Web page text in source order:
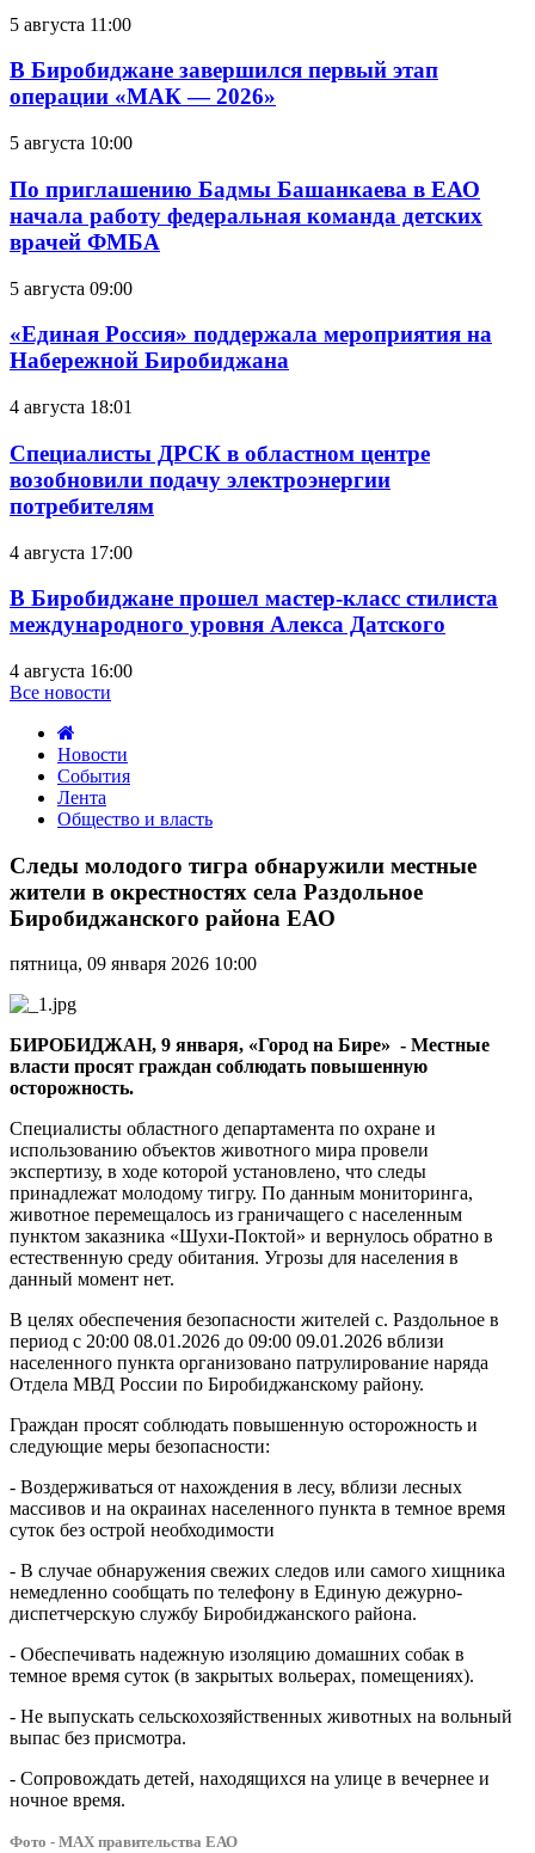
5 августа 11:00
В Биробиджане завершился первый этап
операции «МАК — 2026»
5 августа 10:00
По приглашению Бадмы Башанкаева в ЕАО
начала работу федеральная команда детских
врачей ФМБА
5 августа 09:00
«Единая Россия» поддержала мероприятия на
Набережной Биробиджана
4 августа 18:01
Специалисты ДРСК в областном центре
возобновили подачу электроэнергии
потребителям
4 августа 17:00
В Биробиджане прошел мастер-класс стилиста
международного уровня Алекса Датского
4 августа 16:00
Все новости
Новости
События
Лента
Общество и власть
молодого
тигра
обнаружили
местные
в
села
Биробиджанского
района
ЕАО
Следы молодого тигра обнаружили местные
жители в окрестностях села Раздольное
Биробиджанского района ЕАО
пятница, 09 января 2026 10:00
БИРОБИДЖАН, 9 января, «Город на Бире» - Местные
власти просят граждан соблюдать повышенную
осторожность.
Специалисты областного департамента по охране и
использованию объектов животного мира провели
экспертизу, в ходе которой установлено, что следы
принадлежат молодому тигру. По данным мониторинга,
животное перемещалось из граничащего с населенным
пунктом заказника «Шухи-Поктой» и вернулось обратно в
естественную среду обитания. Угрозы для населения в
данный момент нет.
В целях обеспечения безопасности жителей с. Раздольное в
период с 20:00 08.01.2026 до 09:00 09.01.2026 вблизи
населенного пункта организовано патрулирование наряда
Отдела МВД России по Биробиджанскому району.
Граждан просят соблюдать повышенную осторожность и
следующие меры безопасности:
- Воздерживаться от нахождения в лесу, вблизи лесных
массивов и на окраинах населенного пункта в темное время
суток без острой необходимости
- В случае обнаружения свежих следов или самого хищника
немедленно сообщать по телефону в Единую дежурно-
диспетчерскую службу Биробиджанского района.
- Обеспечивать надежную изоляцию домашних собак в
темное время суток (в закрытых вольерах, помещениях).
- Не выпускать сельскохозяйственных животных на вольный
выпас без присмотра.
- Сопровождать детей, находящихся на улице в вечернее и
ночное время.
Фото - МАХ правительства ЕАО